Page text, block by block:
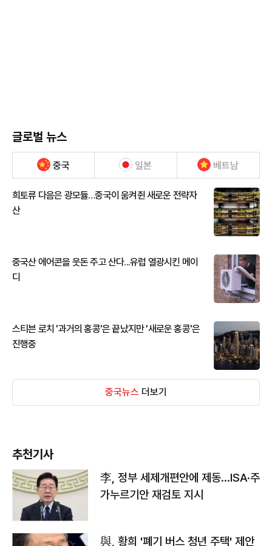
글로벌 뉴스
중국 일본 베트남
희토류 다음은 광모듈…중국이 움켜쥔 새로운 전략자
산
중국산 에어콘을 웃돈 주고 산다...유럽 열광시킨 메이
디
스티븐 로치 '과거의 홍콩'은 끝났지만 '새로운 홍콩'은
진행중
중국뉴스 더보기
추천기사
李, 정부 세제개편안에 제동…ISA·주
가누르기안 재검토 지시
與, 황희 '폐기 버스 청년 주택' 제안